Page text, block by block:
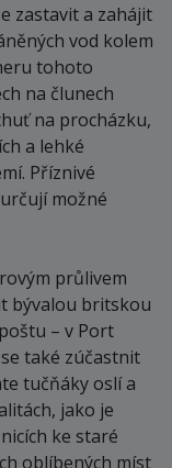
zastavit a zahájit
vod kolem
tohoto
na člunech
na procházku,
a lehké
Příznivé
možné
průlivem
bývalou britskou
– v Port
také zúčastnit
tučňáky oslí a
jako je
ke staré
oblíbených míst